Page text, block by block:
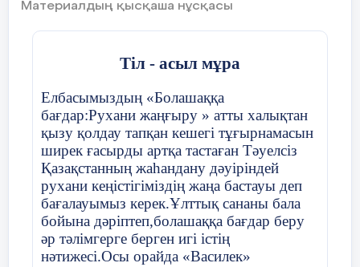
2023-2024 оқу жылындағы Қ. Мүсірепов
атындағы жалпы орта мектебінің «Асыл
мұра» үйірмесінің жылдық
есебі.08.09.2023- 24.05.2024 жыл
аралығында «Асыл мұра» үйірмесіне 15
оқушы жұмыс жасады. Үйірмеге
оқушылар ата- анасының өтінішімен
қабылданды.
Үйірменің апталық жүктемесі 3 сағат,
жылға 108 сағатқа арналып
Табиғи материалмен әртүрлі аңдардың
желіммен,фетр
матамен,моншақтар,ермексаз,қыл
қаламен,инсерт әдісімен т. б. жасауды
тереңірек меңгереді.
Мақсаты:
1. Оқушыларды қолөнерге баулу, өнерге
деген қызығушылықтарын,
шығармашылық белсенділіктерін арттыру.
2. Оқушыларды жинақтылыққа,
Материалдың қысқаша нұсқасы
Тіл - асыл мұра
Елбасымыздың «Болашаққа
бағдар:Рухани жаңғыру » атты халықтан
қызу қолдау тапқан кешегі тұғырнамасын
ширек ғасырды артқа тастаған Тәуелсіз
Қазақстанның жаһандану дәуіріндей
рухани кеңістігіміздің жаңа бастауы деп
бағалауымыз керек.Ұлттық сананы бала
бойына дәріптеп,болашаққа бағдар беру
әр тәлімгерге берген игі істің
нәтижесі.Осы орайда «Василек»